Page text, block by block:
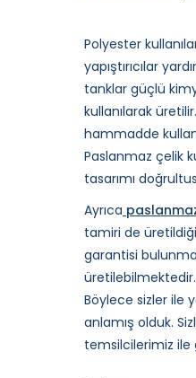
Polyester
yapıştırıcılar
tanklar güçlü
kullanılarak
hammadde
Paslanmaz çelik
tasarımı
Ayrıca
tamiri de
garantisi
üretilebilmektedir.
Böylece sizler ile
anlamış olduk.
temsilcilerimiz ile